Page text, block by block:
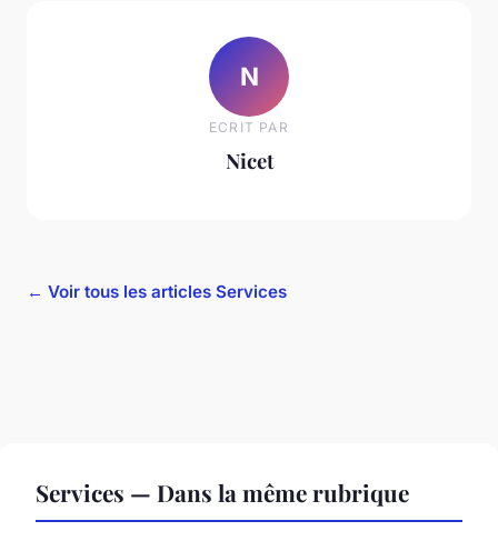
N
ECRIT PAR
Nicet
← Voir tous les articles Services
Services — Dans la même rubrique